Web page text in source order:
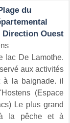
du
Direction Ouest
lac De Lamothe.
aux activités
à la baignade. il
(Espace
Le plus grand
à la pêche et à